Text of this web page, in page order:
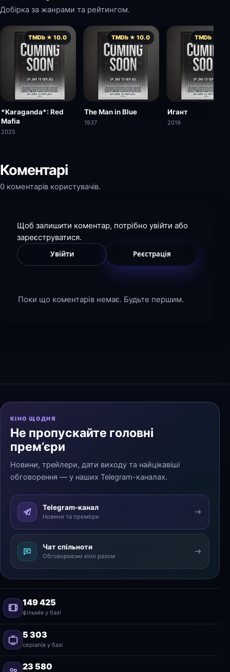
Добірка за жанрами та рейтингом.
TMDb ★ 10.0
*Karaganda*: Red
Mafia
2025
TMDb ★ 10.0
The Man in Blue
1937
TMDb ★
Игант
2019
Коментарі
0 коментарів користувачів.
Щоб залишити коментар, потрібно увійти або
зареєструватися.
Увійти Реєстрація
Поки що коментарів немає. Будьте першим.
КІНО ЩОДНЯ
Не пропускайте головні
прем’єри
Новини, трейлери, дати виходу та найцікавіші
обговорення — у наших Telegram-каналах.
Telegram-канал
Новини та прем’єри
Чат спільноти
Обговорюємо кіно разом
149 425
фільмів у базі
5 303
серіалів у базі
23 580